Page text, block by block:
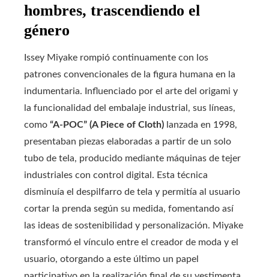
hombres, trascendiendo el
género
Issey Miyake rompió continuamente con los
patrones convencionales de la figura humana en la
indumentaria. Influenciado por el arte del origami y
la funcionalidad del embalaje industrial, sus líneas,
como “A-POC” (A Piece of Cloth) lanzada en 1998,
presentaban piezas elaboradas a partir de un solo
tubo de tela, producido mediante máquinas de tejer
industriales con control digital. Esta técnica
disminuía el despilfarro de tela y permitía al usuario
cortar la prenda según su medida, fomentando así
las ideas de sostenibilidad y personalización. Miyake
transformó el vínculo entre el creador de moda y el
usuario, otorgando a este último un papel